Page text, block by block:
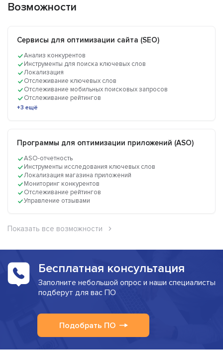
Возможности
Сервисы для оптимизации сайта (SEO)
Анализ конкурентов
Инструменты для поиска ключевых слов
Локализация
Отслеживание ключевых слов
Отслеживание мобильных поисковых запросов
Отслеживание рейтингов
+3 ещё
Программы для оптимизации приложений (ASO)
ASO-отчетность
Инструменты исследования ключевых слов
Локализация магазина приложений
Мониторинг конкурентов
Отслеживание рейтингов
Управление отзывами
Показать все возможности
Бесплатная консультация
Заполните небольшой опрос и наши специалисты
подберут для вас ПО
Подобрать ПО